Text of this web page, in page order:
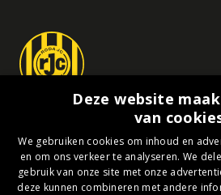
Roda JC Business Collectief
Business lidmaatschap
Het Collectief
Deze website
van
We gebruiken cookies om inhoud en
en om ons verkeer te analyseren. We
gebruik van onze site met onze
deze kunnen combineren met andere